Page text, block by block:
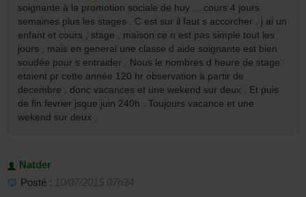
soignante à la promotion sociale de huy ... cours 4 jours
semaines plus les stages . C est sur il faut s accorcher , j ai un
enfant et cours , stage , maison ce n est pas simple tout les
jours , mais en general une classe d aide soignante est bien
soudée pour s entraider . Nous le nombres d heure de stage
etaient pr cette année 120 hr observation à partir de
decembre , donc vacances et une wekend sur deux . Et puis
de fin fevrier jsque juin 240h . Toujours vacance et une
wekend sur deux .
Natder
Posté : 10/07/2015 07h34